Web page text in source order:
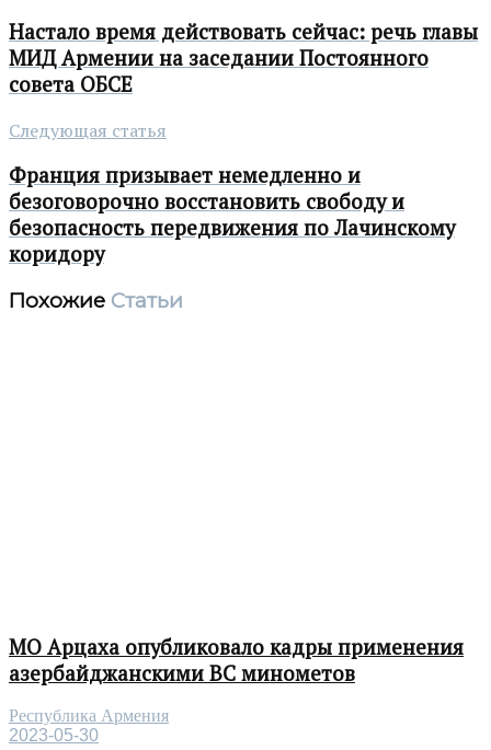
Настало время действовать сейчас: речь главы
МИД Армении на заседании Постоянного
совета ОБСЕ
Следующая статья
Франция призывает немедленно и
безоговорочно восстановить свободу и
безопасность передвижения по Лачинскому
коридору
Похожие Статьи
МО Арцаха опубликовало кадры применения
азербайджанскими ВС минометов
Республика Армения
2023-05-30